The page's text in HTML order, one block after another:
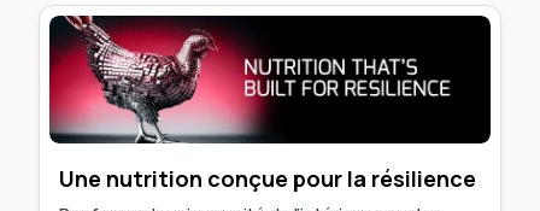
Une nutrition conçue pour la résilience